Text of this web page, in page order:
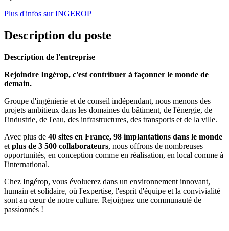
Plus d'infos sur INGEROP
Description du poste
Description de l'entreprise
Rejoindre Ingérop, c'est contribuer à façonner le monde de
demain.
Groupe d'ingénierie et de conseil indépendant, nous menons des
projets ambitieux dans les domaines du bâtiment, de l'énergie, de
l'industrie, de l'eau, des infrastructures, des transports et de la ville.
Avec plus de 40 sites en France, 98 implantations dans le monde
et plus de 3 500 collaborateurs, nous offrons de nombreuses
opportunités, en conception comme en réalisation, en local comme à
l'international.
Chez Ingérop, vous évoluerez dans un environnement innovant,
humain et solidaire, où l'expertise, l'esprit d'équipe et la convivialité
sont au cœur de notre culture. Rejoignez une communauté de
passionnés !